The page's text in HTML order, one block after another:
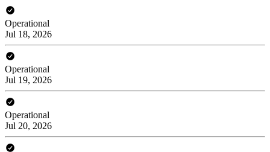
Operational
Jul 18, 2026
Operational
Jul 19, 2026
Operational
Jul 20, 2026